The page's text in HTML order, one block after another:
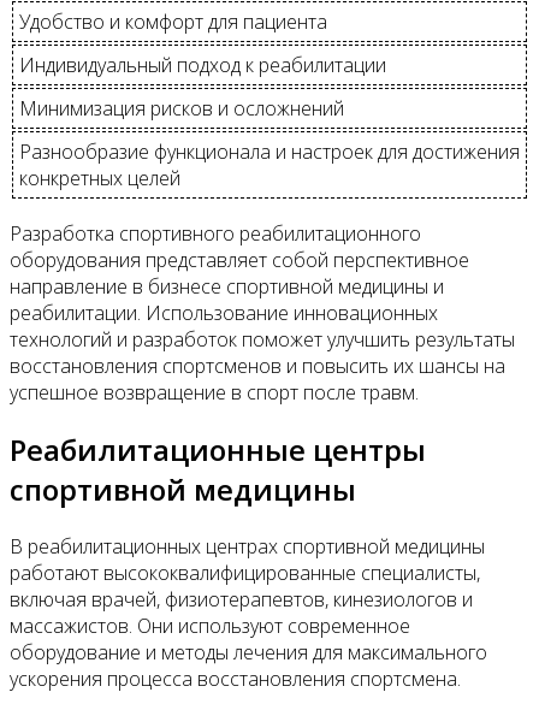
Удобство и комфорт для пациента
Индивидуальный подход к реабилитации
Минимизация рисков и осложнений
Разнообразие функционала и настроек для достижения
конкретных целей
Разработка спортивного реабилитационного
оборудования представляет собой перспективное
направление в бизнесе спортивной медицины и
реабилитации. Использование инновационных
технологий и разработок поможет улучшить результаты
восстановления спортсменов и повысить их шансы на
успешное возвращение в спорт после травм.
Реабилитационные центры
спортивной медицины
В реабилитационных центрах спортивной медицины
работают высококвалифицированные специалисты,
включая врачей, физиотерапевтов, кинезиологов и
массажистов. Они используют современное
оборудование и методы лечения для максимального
ускорения процесса восстановления спортсмена.